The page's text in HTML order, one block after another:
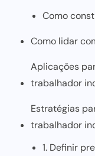
Como
Como lidar
Aplicações
trabalhador
Estratégias
trabalhador
1. Definir